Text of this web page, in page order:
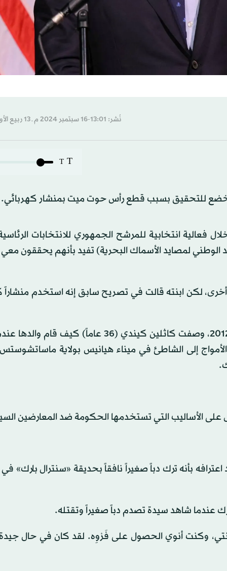
نُشر: 13:01-16 سبتمبر 2024 م ـ 13 ربيع الأول 1446 هـ
T
T
يخضع للتحقيق بسبب قطع رأس حوت ميت بمنشار كهربائي.
انتخابية للمرشح الجمهوري للانتخابات
الوطني لمصايد الأسماك البحرية) تفيد بأنهم يحققون
70 عاماً عن أي تفاصيل أخرى، لكن ابنته قالت في تصريح سابق إنه استخدم
وفي تصريحات قالتها لمجلة «تاون آند كانتري» في عام 2012، وصفت كاثلين كيندي (36
إلى الشاطئ في ميناء هيانيس بولاية
الأساليب التي تستخدمها الحكومة ضد المعارضين
بأنه ترك دباً صغيراً نافقاً بحديقة «سنترال بارك» في
عندما شاهد سيدة تصدم دباً صغيراً وتقتله.
وكنت أنوي الحصول على فَرْوِه. لقد كان في حال